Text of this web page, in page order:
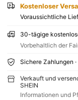
Kostenloser
Voraussichtliche
30-tägige
Vorbehaltlich der
Sichere Zahlungen
Verkauft und
SHEIN
Informationen und